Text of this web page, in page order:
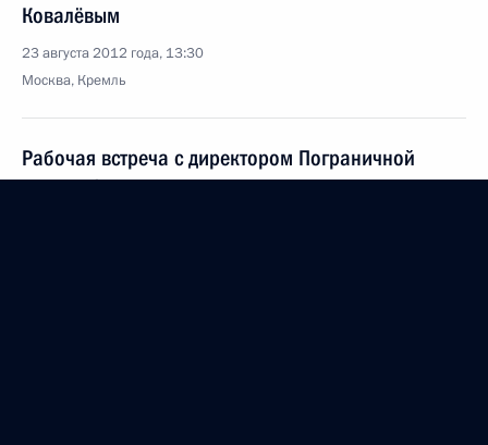
Ковалёвым
23 августа 2012 года, 13:30
Москва, Кремль
Рабочая встреча с директором Пограничной
службы ФСБ России Владимиром Проничевым